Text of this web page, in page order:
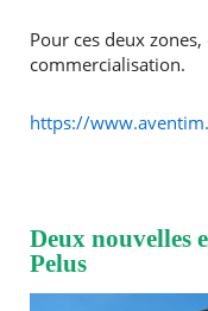
Pour ces deux
commercialisation.
https://
Deux nouvelles
Pelus